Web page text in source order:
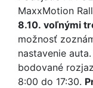
MaxxMotion
8.10. voľnými
možnosť
nastavenie
bodované
8:00 do 17:30.